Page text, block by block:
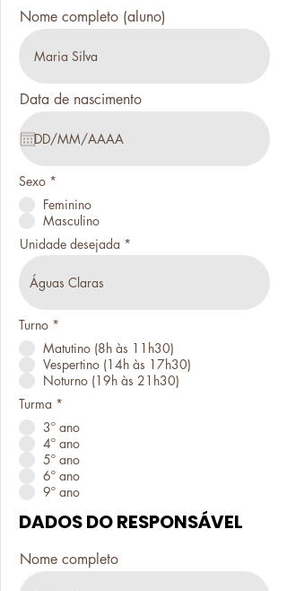
Nome completo (aluno)
Data de nascimento
Sexo *
Feminino
Masculino
Unidade desejada
Turno *
Matutino (8h às 11h30)
Vespertino (14h às 17h30)
Noturno (19h às 21h30)
Turma *
3º ano
4º ano
5º ano
6º ano
9º ano
DADOS DO RESPONSÁVEL
Nome completo